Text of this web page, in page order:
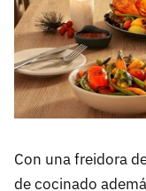
Con una freidora
de cocinado